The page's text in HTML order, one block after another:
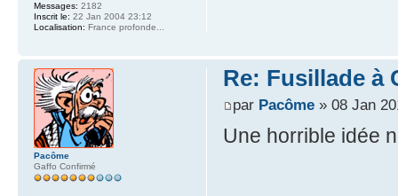
Messages: 2182
Inscrit le: 22 Jan 2004 23:12
Localisation: France profonde...
Re: Fusillade à
par Pacôme» 08 Jan
Une horrible idée
Pacôme
Gaffo Confirmé